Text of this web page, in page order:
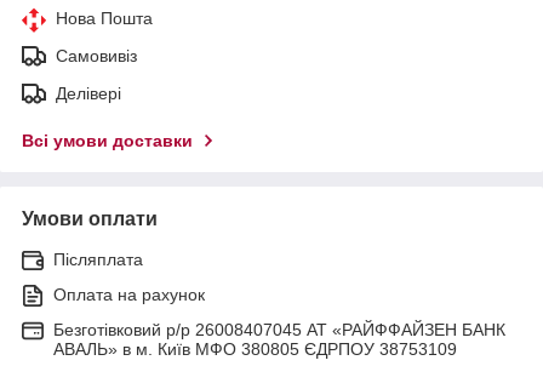
Нова Пошта
Самовивіз
Делівері
Всі умови доставки
Умови оплати
Післяплата
Оплата на рахунок
Безготівковий р/р 26008407045 АТ «РАЙФФАЙЗЕН БАНК
АВАЛЬ» в м. Київ МФО 380805 ЄДРПОУ 38753109